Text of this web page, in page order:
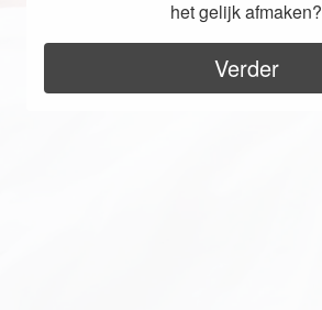
het gelijk afmaken?
Verder